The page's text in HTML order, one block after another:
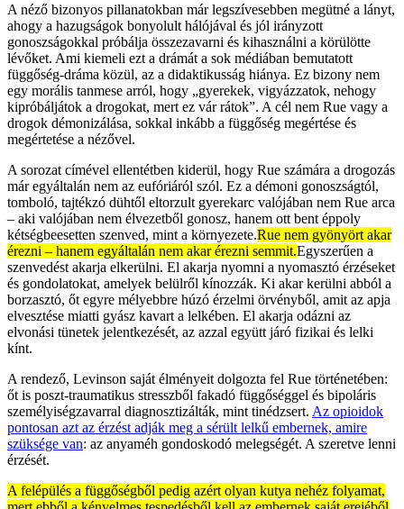
A néző bizonyos pillanatokban már legszívesebben megütné a lányt,
ahogy a hazugságok bonyolult hálójával és jól irányzott
gonoszságokkal próbálja összezavarni és kihasználni a körülötte
lévőket. Ami kiemeli ezt a drámát a sok médiában bemutatott
függőség-dráma közül, az a didaktikusság hiánya. Ez bizony nem
egy morális tanmese arról, hogy „gyerekek, vigyázzatok, nehogy
kipróbáljátok a drogokat, mert ez vár rátok”. A cél nem Rue vagy a
drogok démonizálása, sokkal inkább a függőség megértése és
megértetése a nézővel.
A sorozat címével ellentétben kiderül, hogy Rue számára a drogozás
már egyáltalán nem az eufóriáról szól. Ez a démoni gonoszságtól,
tomboló, tajtékzó dühtől eltorzult gyerekarc valójában nem Rue arca
– aki valójában nem élvezetből gonosz, hanem ott bent éppoly
kétségbeesetten szenved, mint a környezete.Rue nem gyönyört akar
érezni – hanem egyáltalán nem akar érezni semmit.Egyszerűen a
szenvedést akarja elkerülni. El akarja nyomni a nyomasztó érzéseket
és gondolatokat, amelyek belülről kínozzák. Ki akar kerülni abból a
borzasztó, őt egyre mélyebbre húzó érzelmi örvényből, amit az apja
elvesztése miatti gyász kavart a lelkében. El akarja odázni az
elvonási tünetek jelentkezését, az azzal együtt járó fizikai és lelki
kínt.
A rendező, Levinson saját élményeit dolgozta fel Rue történetében:
őt is poszt-traumatikus stresszből fakadó függőséggel és bipoláris
személyiségzavarral diagnosztizálták, mint tinédzsert. Az opioidok
pontosan azt az érzést adják meg a sérült lelkű embernek, amire
szüksége van: az anyaméh gondoskodó melegségét. A szeretve lenni
érzését.
A felépülés a függőségből pedig azért olyan kutya nehéz folyamat,